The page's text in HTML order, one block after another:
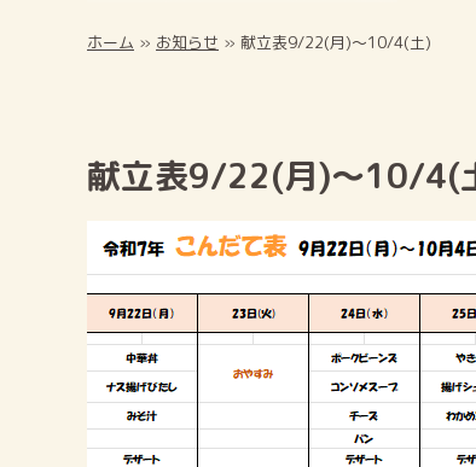
ホーム » お知らせ » 献立表9/22(月)～10/4(土)
献立表9/22(月)～10/4(